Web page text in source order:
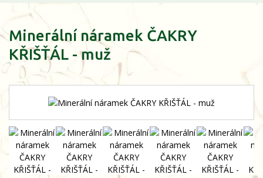
Minerální náramek ČAKRY
KŘIŠŤÁL - muž